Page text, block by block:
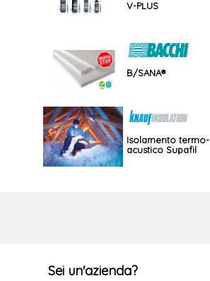
V-PLUS
B/SANA®
Isolamento termo-
acustico Supafil
Sei un'azienda?